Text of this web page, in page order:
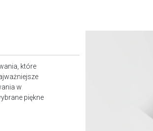
które
w
piękne